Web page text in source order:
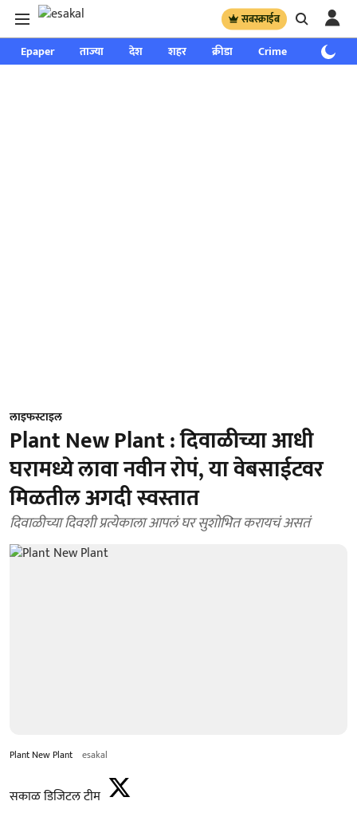
सबस्क्राईब
Epaper ताज्या देश शहर क्रीडा Crime साप्ताहिक
लाइफस्टाइल
Plant New Plant : दिवाळीच्या आधी
घरामध्ये लावा नवीन रोपं, या वेबसाईटवर
मिळतील अगदी स्वस्तात
दिवाळीच्या दिवशी प्रत्येकाला आपलं घर सुशोभित करायचं असतं
Plant New Plant esakal
सकाळ डिजिटल टीम